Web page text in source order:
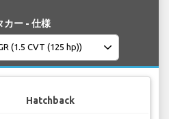
ー - 仕様
Hatchback